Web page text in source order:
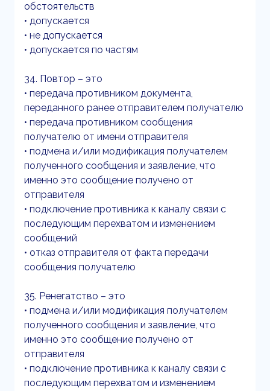
обстоятельств
• допускается
• не допускается
• допускается по частям
34. Повтор – это
• передача противником документа,
переданного ранее отправителем получателю
• передача противником сообщения
получателю от имени отправителя
• подмена и/или модификация получателем
полученного сообщения и заявление, что
именно это сообщение получено от
отправителя
• подключение противника к каналу связи с
последующим перехватом и изменением
сообщений
• отказ отправителя от факта передачи
сообщения получателю
35. Ренегатство – это
• подмена и/или модификация получателем
полученного сообщения и заявление, что
именно это сообщение получено от
отправителя
• подключение противника к каналу связи с
последующим перехватом и изменением